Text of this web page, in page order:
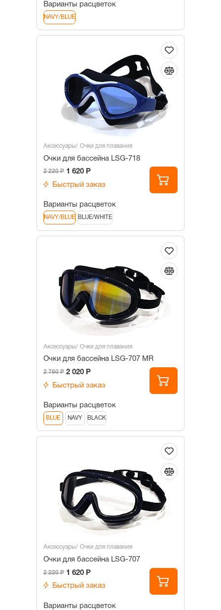
Варианты расцветок
NAVY/BLUE
Аксессуары Очки для плавания
Очки для бассейна LSG-718
2 220 Р 1 620 Р
Быстрый заказ
Варианты расцветок
NAVY/BLUE BLUE/WHITE
Аксессуары Очки для плавания
Очки для бассейна LSG-707 MR
2 760 Р 2 020 Р
Быстрый заказ
Варианты расцветок
BLUE NAVY BLACK
Аксессуары Очки для плавания
Очки для бассейна LSG-707
2 220 Р 1 620 Р
Быстрый заказ
Варианты расцветок